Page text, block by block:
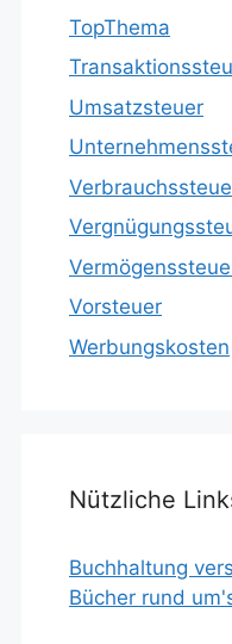
TopThema
Umsatzsteuer
Vorsteuer
Werbungskosten
Nützliche
Buchhaltung
Bücher rund